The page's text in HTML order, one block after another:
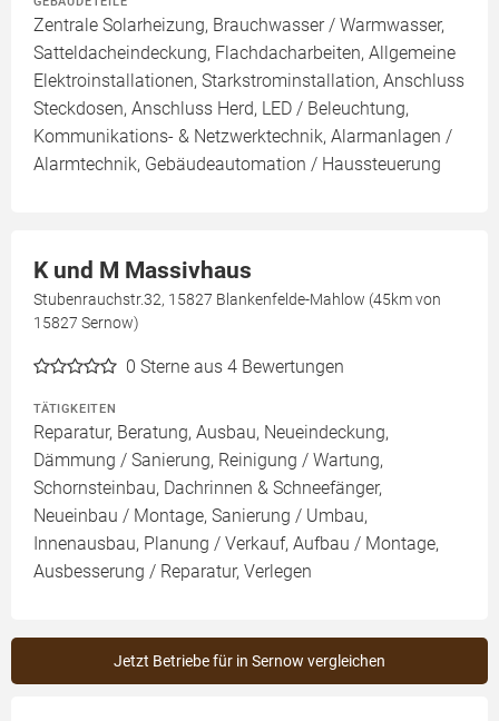
Zentrale Solarheizung, Brauchwasser / Warmwasser,
Satteldacheindeckung, Flachdacharbeiten, Allgemeine
Elektroinstallationen, Starkstrominstallation, Anschluss
Steckdosen, Anschluss Herd, LED / Beleuchtung,
Kommunikations- & Netzwerktechnik, Alarmanlagen /
Alarmtechnik, Gebäudeautomation / Haussteuerung
K und M Massivhaus
Stubenrauchstr.32, 15827 Blankenfelde-Mahlow (45km von
15827 Sernow)
0 Sterne aus 4 Bewertungen
TÄTIGKEITEN
Reparatur, Beratung, Ausbau, Neueindeckung,
Dämmung / Sanierung, Reinigung / Wartung,
Schornsteinbau, Dachrinnen & Schneefänger,
Neueinbau / Montage, Sanierung / Umbau,
Innenausbau, Planung / Verkauf, Aufbau / Montage,
Ausbesserung / Reparatur, Verlegen
Jetzt Betriebe für in Sernow vergleichen